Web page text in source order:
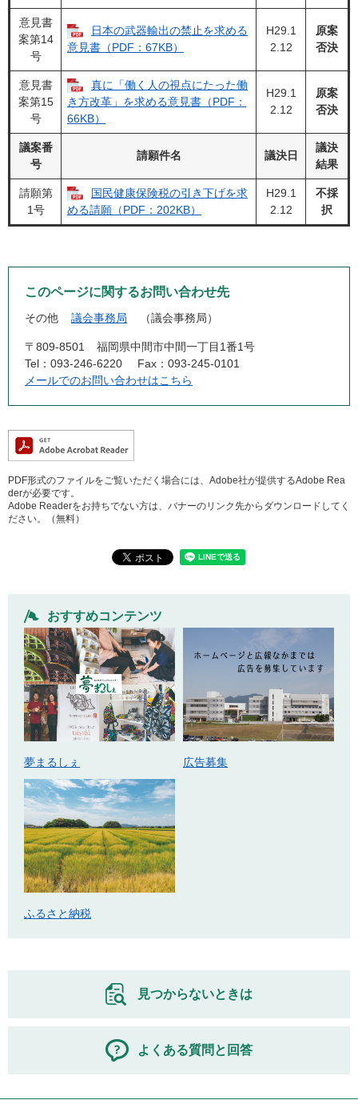
意見書
案第14
号
日本の武器輸出の禁止を求める
意見書（PDF：67KB）
H29.1
2.12
原案
否決
意見書
案第15
号
真に「働く人の視点にたった働
き方改革」を求める意見書（PDF：
66KB）
H29.1
2.12
原案
否決
議案番
号
請願件名 議決日
議決
結果
請願第
1号
国民健康保険税の引き下げを求
める請願（PDF：202KB）
H29.1
2.12
不採
択
このページに関するお問い合わせ先
その他 議会事務局 議会事務局
〒809-8501
福岡県中間市中間一丁目1番1号
Tel：093-246-6220
Fax：093-245-0101
メールでのお問い合わせはこちら
PDF形式のファイルをご覧いただく場合には、Adobe社が提供するAdobe Rea
derが必要です。
Adobe Readerをお持ちでない方は、バナーのリンク先からダウンロードしてく
ださい。（無料）
おすすめコンテンツ
夢まるしぇ 広告募集
ふるさと納税
見つからないときは
よくある質問と回答